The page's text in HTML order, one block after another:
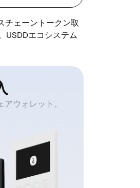
チェーントークン取
USDDエコシステム
ウォレット。